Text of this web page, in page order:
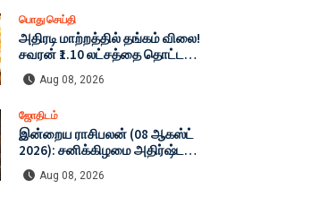
பொது செய்தி
அதிரடி மாற்றத்தில் தங்கம் விலை!
சவரன் ₹1.10 லட்சத்தை தொட்டது:
இன்றைய தங்கம் மற்றும் வெள்ளி
விலை முழு விபரம் (08-08-2026)
Aug 08, 2026
ஜோதிடம்
இன்றைய ராசிபலன் (08 ஆகஸ்ட்
2026): சனிக்கிழமை அதிர்ஷ்ட
மழை பொழியப் போகும் ராசிகள்
எவை? முழு விவரம்!
Aug 08, 2026